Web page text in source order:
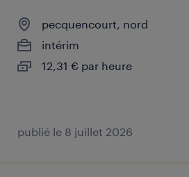
pecquencourt, nord
intérim
12,31 € par heure
publié le 8 juillet 2026